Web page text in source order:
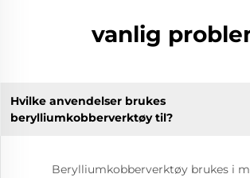
vanlig
Hvilke anvendelser brukes
berylliumkobberverktøy til?
Berylliumkobberverktøy brukes i